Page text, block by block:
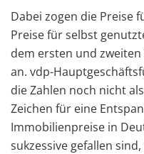
Dabei zogen die Preise
Preise für selbst
dem ersten und zweiten
an. vdp-
die Zahlen noch nicht
Zeichen für eine
Immobilienpreise in
sukzessive gefallen